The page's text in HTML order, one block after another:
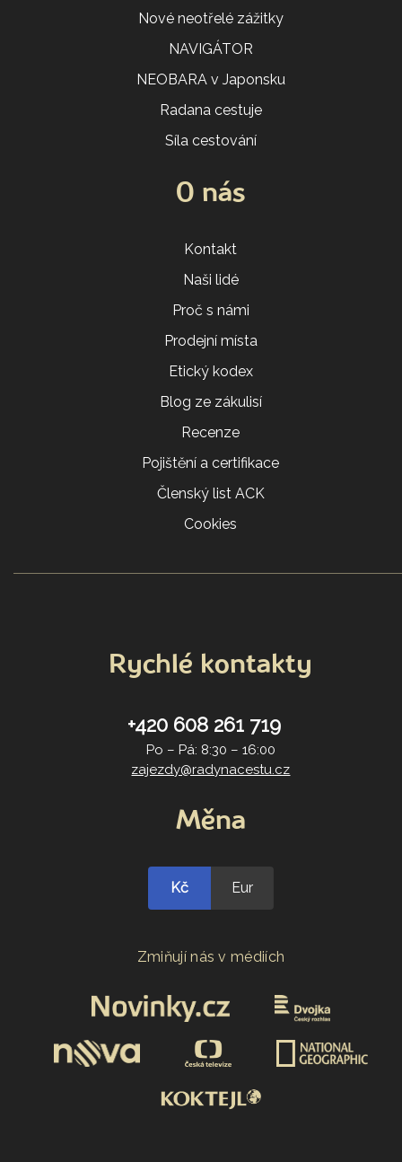
Nové neotřelé zážitky
NAVIGÁTOR
NEOBARA v Japonsku
Radana cestuje
Síla cestování
O nás
Kontakt
Naši lidé
Proč s námi
Prodejní místa
Etický kodex
Blog ze zákulisí
Recenze
Pojištění a certifikace
Členský list ACK
Cookies
Rychlé kontakty
+420 608 261 719
Po – Pá: 8:30 – 16:00
zajezdy@radynacestu.cz
Měna
Kč Eur
Zmiňují nás v médiích